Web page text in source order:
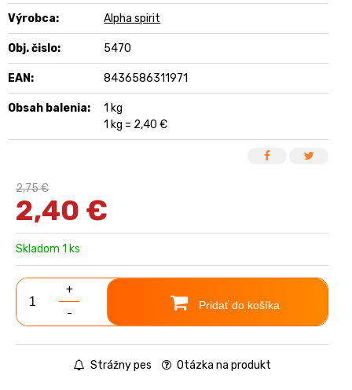
Výrobca: Alpha spirit
Obj. čislo: 5470
EAN: 8436586311971
Obsah balenia:
1 kg
1 kg = 2,40 €
2,75 €
2,40 €
Skladom 1 ks
+
-
Pridať do košíka
Strážny pes Otázka na produkt